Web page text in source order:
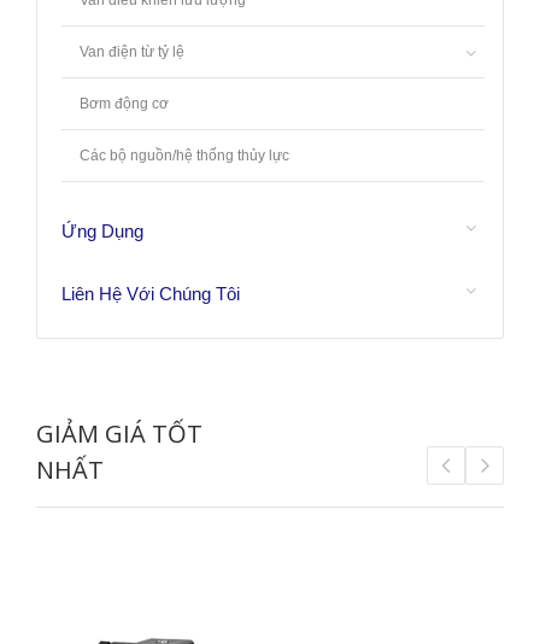
Van điện từ tỷ lệ
Bơm động cơ
Các bộ nguồn/hệ thống thủy lực
Ứng Dụng
Liên Hệ Với Chúng Tôi
GIẢM GIÁ TỐT
NHẤT